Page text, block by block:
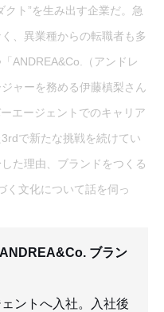
ト”を生み出す企業だ。急
、異業種からの転職者も多
ANDREA&Co.（アンドレ
ャーを務める伊藤槙梨さん
エージェントでのキャリア
で新たな挑戦を続けてい
た理由、ブランドをつくる
く文化について話を伺っ
ブラン
ントへ入社。入社後